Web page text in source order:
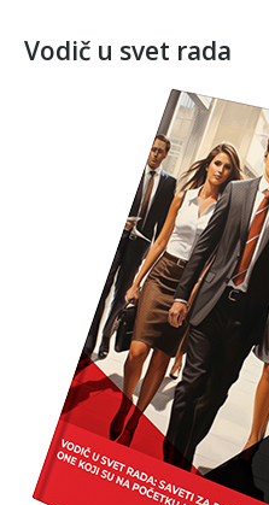
Vodič u svet rada